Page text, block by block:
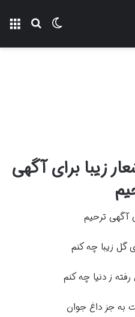
تغییر پوسته
زیبا برای آگهی
آگهی ترحیم
گل زیبا چه کنم
ز دنیا چه کنم
به جز داغ جوان